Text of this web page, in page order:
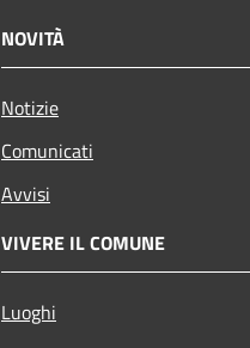
NOVITÀ
Notizie
Comunicati
Avvisi
VIVERE IL COMUNE
Luoghi